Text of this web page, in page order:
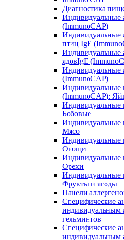
Диагностика
Индивидуальные
(ImmunoCAP)
Индивидуальные
птиц IgE
Индивидуальные
ядовIgE
Индивидуальные
(ImmunoCAP)
Индивидуальные
(ImmunoCAP):
Индивидуальные
Бобовые
Индивидуальные
Мясо
Индивидуальные
Овощи
Индивидуальные
Орехи
Индивидуальные
Фрукты и ягоды
Панели
Специфические
индивидуальным
гельминтов
Специфические
индивидуальным